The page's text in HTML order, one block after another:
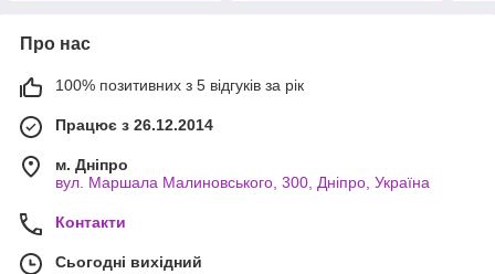
Про нас
100% позитивних з 5 відгуків за рік
Працює з 26.12.2014
м. Дніпро
вул. Маршала Малиновського, 300, Дніпро, Україна
Контакти
Сьогодні вихідний